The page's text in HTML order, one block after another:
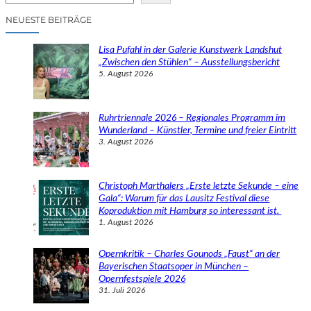
NEUESTE BEITRÄGE
Lisa Pufahl in der Galerie Kunstwerk Landshut
„Zwischen den Stühlen“ – Ausstellungsbericht
5. August 2026
Ruhrtriennale 2026 – Regionales Programm im
Wunderland – Künstler, Termine und freier Eintritt
3. August 2026
Christoph Marthalers „Erste letzte Sekunde – eine
Gala“: Warum für das Lausitz Festival diese
Koproduktion mit Hamburg so interessant ist.
1. August 2026
Opernkritik – Charles Gounods „Faust“ an der
Bayerischen Staatsoper in München –
Opernfestspiele 2026
31. Juli 2026